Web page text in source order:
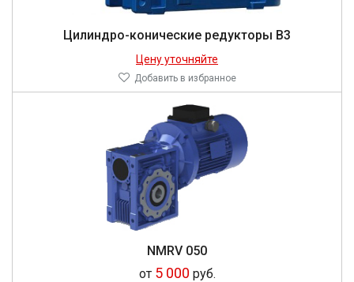
Цилиндро-конические редукторы В3
Цену уточняйте
Добавить в избранное
NMRV 050
от 5 000 руб.